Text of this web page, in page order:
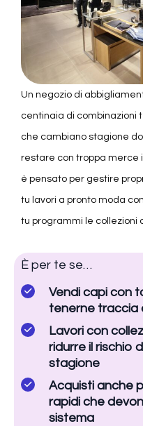
Un negozio di
centinaia di combinazioni
che cambiano stagione
restare con troppa merce
è pensato per gestire
tu lavori a pronto moda
tu programmi le collezioni
È per te se…
Vendi capi con
tenerne traccia
Lavori con
ridurre il rischio
stagione
Acquisti anche
rapidi che
sistema